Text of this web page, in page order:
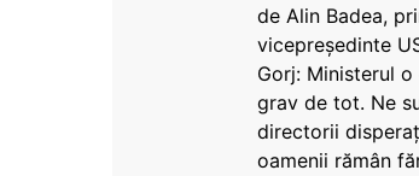
de Alin Badea,
vicepreședinte
Gorj: Ministerul
grav de tot. Ne
directorii
oamenii rămân